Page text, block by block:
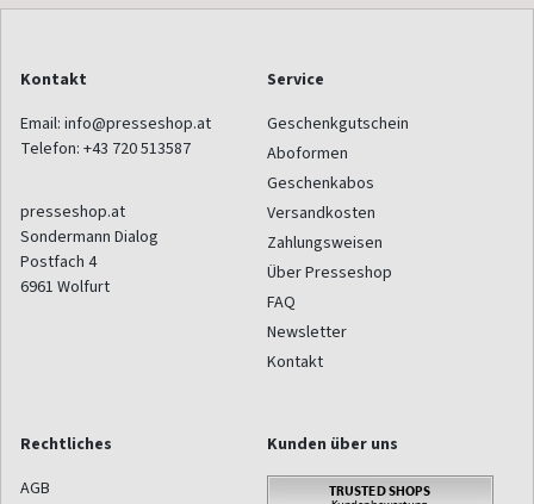
Kontakt
Email: info@presseshop.at
Telefon: +43 720 513587
presseshop.at
Sondermann Dialog
Postfach 4
6961 Wolfurt
Service
Geschenkgutschein
Aboformen
Geschenkabos
Versandkosten
Zahlungsweisen
Über Presseshop
FAQ
Newsletter
Kontakt
Rechtliches
AGB
Kunden über uns